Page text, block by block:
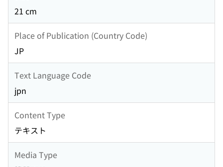
21 cm
Place of Publication (Country Code)
JP
Text Language Code
jpn
Content Type
テキスト
Media Type